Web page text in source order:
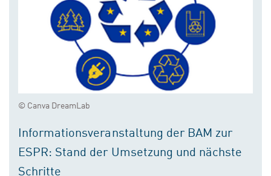
© Canva DreamLab
Informationsveranstaltung der BAM zur
ESPR: Stand der Umsetzung und nächste
Schritte